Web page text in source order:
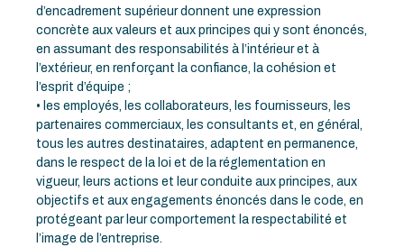
d’encadrement supérieur donnent une expression
concrète aux valeurs et aux principes qui y sont énoncés,
en assumant des responsabilités à l’intérieur et à
l’extérieur, en renforçant la confiance, la cohésion et
l’esprit d’équipe ;
• les employés, les collaborateurs, les fournisseurs, les
partenaires commerciaux, les consultants et, en général,
tous les autres destinataires, adaptent en permanence,
dans le respect de la loi et de la réglementation en
vigueur, leurs actions et leur conduite aux principes, aux
objectifs et aux engagements énoncés dans le code, en
protégeant par leur comportement la respectabilité et
l’image de l’entreprise.